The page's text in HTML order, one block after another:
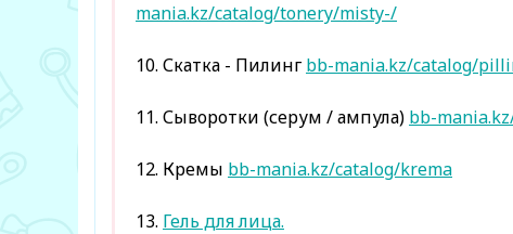
mania.kz/catalog/tonery/misty-/
10. Скатка - Пилинг bb-mania.kz/catalog/
11. Сыворотки (серум / ампула) bb-
12. Кремы bb-mania.kz/catalog/krema
13. Гель для лица.